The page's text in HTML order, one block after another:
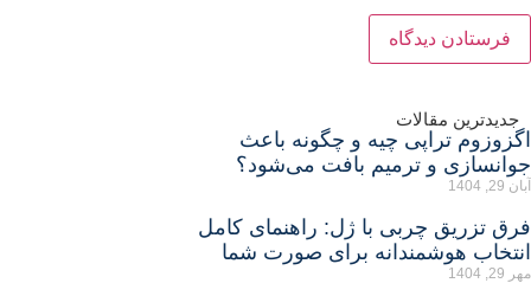
جدیدترین مقالات
تراپی چیه و چگونه باعث
و ترمیم بافت می‌شود؟
29, 1404
تزریق چربی با ژل: راهنمای کامل
هوشمندانه برای صورت شما
29, 1404